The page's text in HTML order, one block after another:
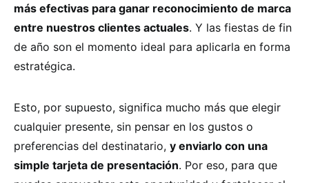
más efectivas para ganar reconocimiento de marca
entre nuestros clientes actuales. Y las fiestas de fin
de año son el momento ideal para aplicarla en forma
estratégica.
Esto, por supuesto, significa mucho más que elegir
cualquier presente, sin pensar en los gustos o
preferencias del destinatario, y enviarlo con una
simple tarjeta de presentación. Por eso, para que